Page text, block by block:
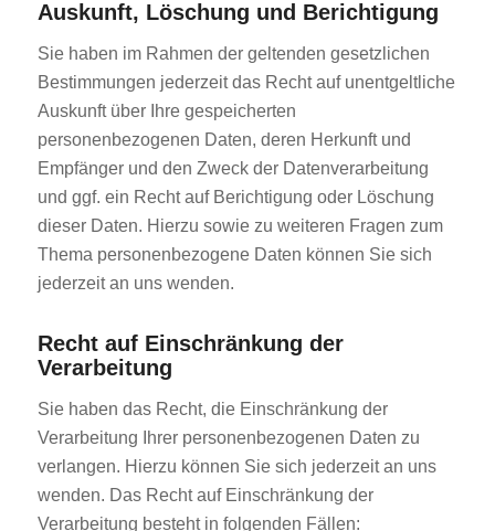
Auskunft, Löschung und Berichtigung
Sie haben im Rahmen der geltenden gesetzlichen
Bestimmungen jederzeit das Recht auf unentgeltliche
Auskunft über Ihre gespeicherten
personenbezogenen Daten, deren Herkunft und
Empfänger und den Zweck der Datenverarbeitung
und ggf. ein Recht auf Berichtigung oder Löschung
dieser Daten. Hierzu sowie zu weiteren Fragen zum
Thema personenbezogene Daten können Sie sich
jederzeit an uns wenden.
Recht auf Einschränkung der
Verarbeitung
Sie haben das Recht, die Einschränkung der
Verarbeitung Ihrer personenbezogenen Daten zu
verlangen. Hierzu können Sie sich jederzeit an uns
wenden. Das Recht auf Einschränkung der
Verarbeitung besteht in folgenden Fällen: